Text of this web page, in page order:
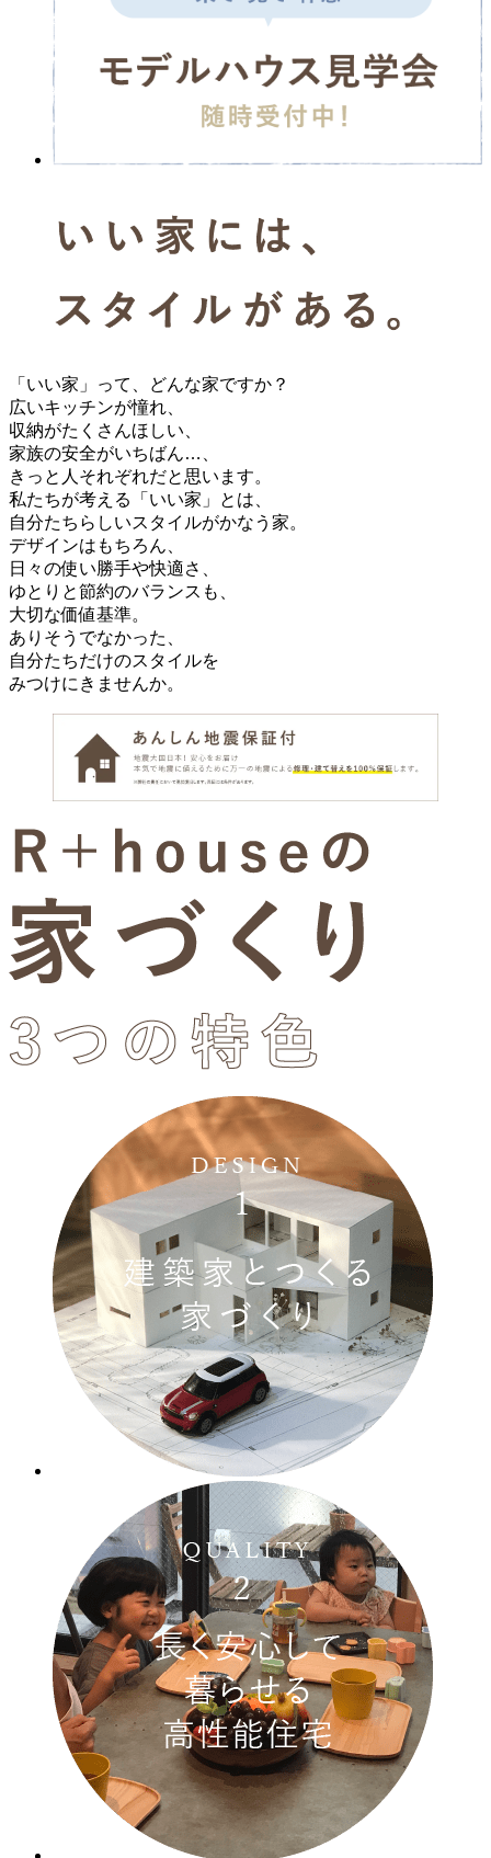
「いい家」って、どんな家ですか？
広いキッチンが憧れ、
収納がたくさんほしい、
家族の安全がいちばん…、
きっと人それぞれだと思います。
私たちが考える「いい家」とは、
自分たちらしいスタイルがかなう家。
デザインはもちろん、
日々の使い勝手や快適さ、
ゆとりと節約のバランスも、
大切な価値基準。
ありそうでなかった、
自分たちだけのスタイルを
みつけにきませんか。